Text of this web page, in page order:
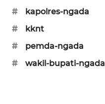
#
kapolres-ngada
#
kknt
#
pemda-ngada
#
wakil-bupati-ngada